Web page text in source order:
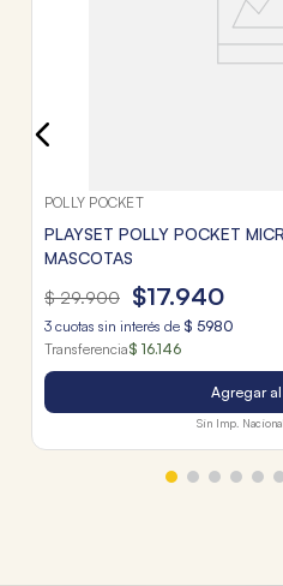
POLLY POCKET
PLAYSET POLLY POCKET
MASCOTAS
$ 29.900 $17.940
3 cuotas sin interés de $ 5980
Transferencia$ 16.146
Agregar
Sin Imp.